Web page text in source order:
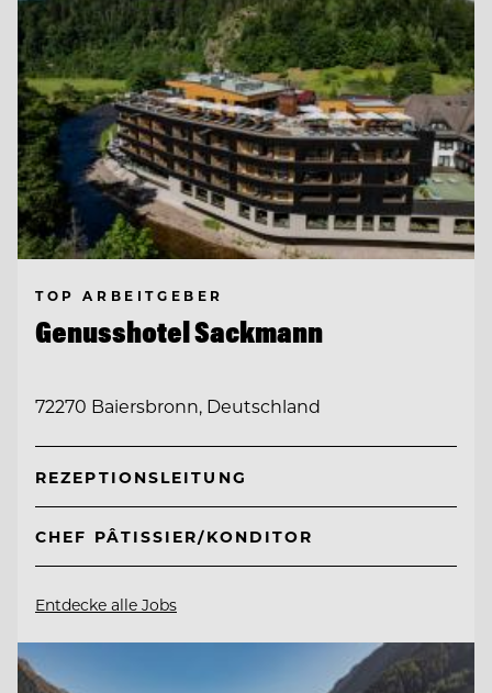
TOP ARBEITGEBER
Genusshotel Sackmann
72270 Baiersbronn, Deutschland
REZEPTIONSLEITUNG
CHEF PÂTISSIER/KONDITOR
Entdecke alle Jobs